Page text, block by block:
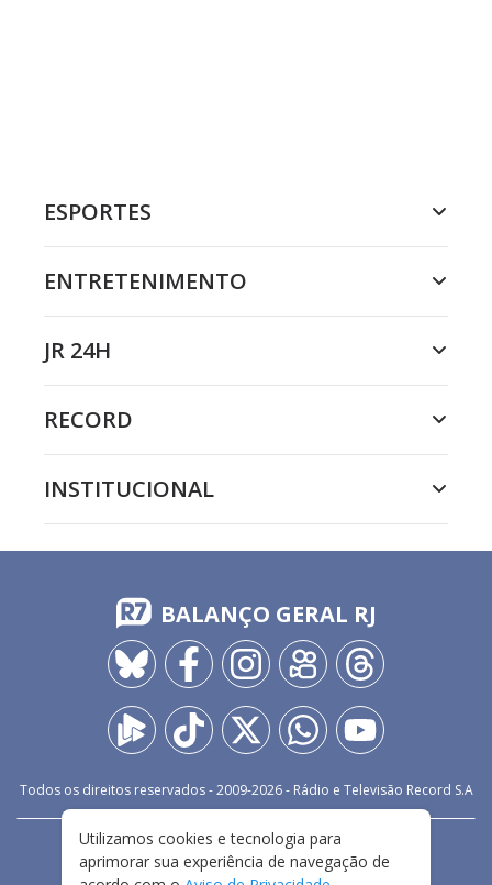
ESPORTES
ENTRETENIMENTO
JR 24H
RECORD
INSTITUCIONAL
BALANÇO GERAL RJ
Todos os direitos reservados - 2009-2026- Rádio e Televisão Record S.A
FALE CONOSCO
PRIVACIDADE
TERMOS E CONDIÇÕES DE USO
Utilizamos cookies e tecnologia para
aprimorar sua experiência de navegação de